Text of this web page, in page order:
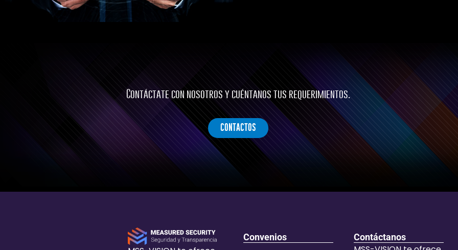
Contáctate con nosotros y cuéntanos tus requerimientos.
CONTACTOS
Convenios Contáctanos